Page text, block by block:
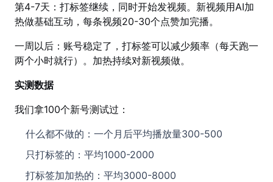
第4-7天：打标签继续，同时开始发视频。新视频用AI加
热做基础互动，每条视频20-30个点赞加完播。
一周以后：账号稳定了，打标签可以减少频率（每天跑一
两个小时就行）。加热持续对新视频做。
实测数据
我们拿100个新号测试过：
什么都不做的：一个月后平均播放量300-500
只打标签的：平均1000-2000
打标签加加热的：平均3000-8000